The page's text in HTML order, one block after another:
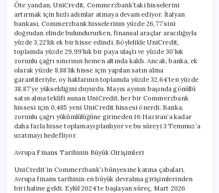
Öte yandan, UniCredit, Commerzbank’taki hisselerini
artırmak için hızlı adımlar atmaya devam ediyor. İtalyan
bankası, Commerzbank hisselerinin yüzde 26,77’sini
doğrudan elinde bulundururken, finansal araçlar aracılığıyla
yüzde 3,22’lik ek bir hisse edindi. Böylelikle UniCredit,
toplamda yüzde 29,99’luk bir paya ulaştı ve yüzde 30’luk
zorunlu çağrı sınırının hemen altında kaldı. Ancak, banka, ek
olarak yüzde 8,88’lik hisse için yapılan satın alma
garantileriyle, oy haklarının toplamda yüzde 32,64’ten yüzde
38,87’ye yükseldiğini duyurdu. Mayıs ayının başında gönüllü
satın alma teklifi sunan UniCredit, her bir Commerzbank
hissesi için 0,485 yeni UniCredit hissesi önerdi. Banka,
zorunlu çağrı yükümlülüğüne girmeden 16 Haziran’a kadar
daha fazla hisse toplamayı planlıyor ve bu süreyi 3 Temmuz’a
uzatmayı hedefliyor.
Avrupa Finans Tarihinin Büyük Girişimleri
UniCredit’in Commerzbank’ı bünyesine katma çabaları,
Avrupa finans tarihinin en büyük devralma girişimlerinden
biri haline geldi. Eylül 2024’te başlayan süreç, Mart 2026